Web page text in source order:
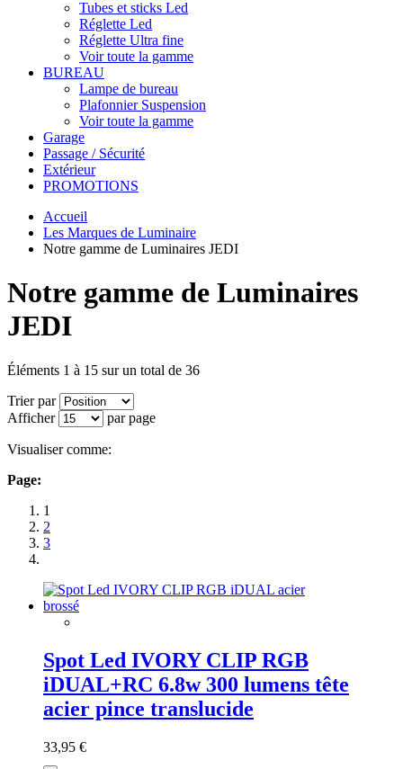
Tubes et sticks Led
Réglette Led
Réglette Ultra fine
Voir toute la gamme
BUREAU
Lampe de bureau
Plafonnier Suspension
Voir toute la gamme
Garage
Passage / Sécurité
Extérieur
PROMOTIONS
Accueil
Les Marques de Luminaire
Notre gamme de Luminaires JEDI
Notre gamme de Luminaires
JEDI
Éléments 1 à 15 sur un total de 36
Trier par
Afficher
par page
Visualiser comme:
Page:
1
2
3
Spot Led IVORY CLIP RGB
iDUAL+RC 6.8w 300 lumens tête
acier pince translucide
33,95 €